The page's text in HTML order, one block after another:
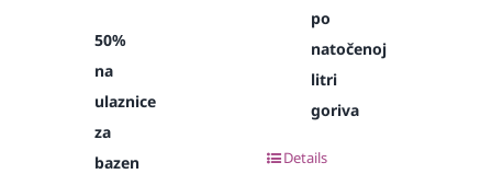
50%
na
ulaznice
za
bazen
po
natočenoj
litri
goriva
Details